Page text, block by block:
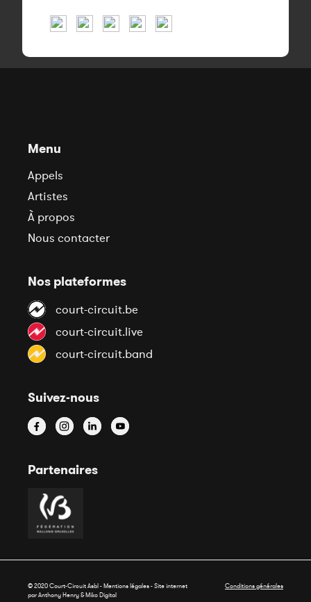
Menu
Appels
Artistes
À propos
Nous contacter
Nos plateformes
court-circuit.be
court-circuit.live
court-circuit.band
Suivez-nous
Partenaires
© 2020 Court-Circuit Asbl - Mentions légales - Site internet
par Anthony Henry &Miko Digital
Conditions générales